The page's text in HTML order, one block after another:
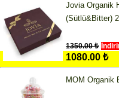
Jovia Organik
(Sütlü&Bitter)
1350.00 ₺
1080.00 ₺
MOM Organik